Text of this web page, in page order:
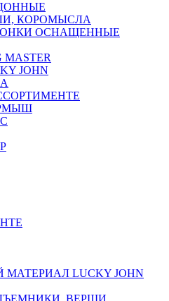
КОРОМЫСЛА
ОСНАЩЕННЫЕ
JOHN
LUCKY JOHN
ВЕРШИ